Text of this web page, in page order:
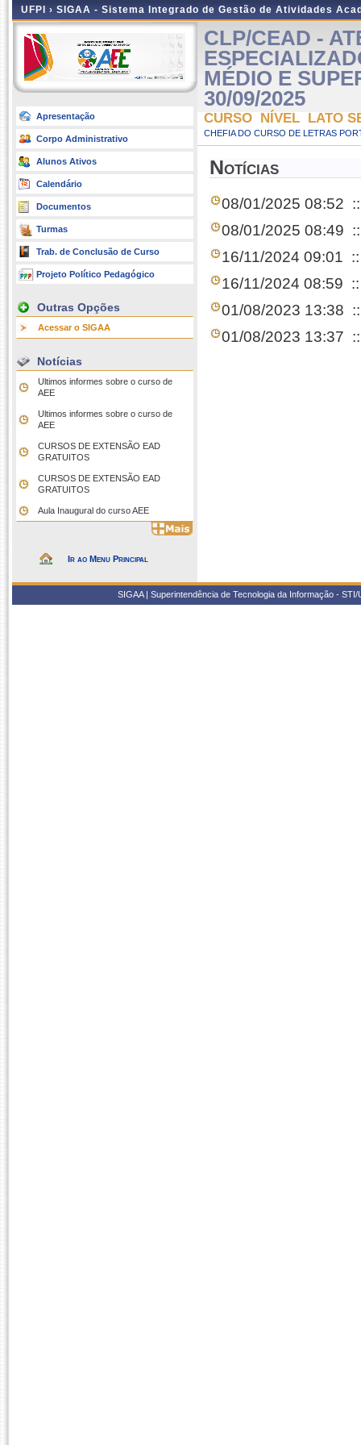
UFPI › SIGAA - Sistema Integrado de Gestão de Atividades
Apresentação
Corpo Administrativo
Alunos Ativos
Calendário
Documentos
Turmas
Trab. de Conclusão de Curso
Projeto Político Pedagógico
Outras Opções
Acessar o SIGAA
Notícias
Ultimos informes sobre o curso de
AEE
Ultimos informes sobre o curso de
AEE
CURSOS DE EXTENSÃO EAD
GRATUITOS
CURSOS DE EXTENSÃO EAD
GRATUITOS
Aula Inaugural do curso AEE
Ir ao Menu Principal
CLP/CEAD -
MÉDIO E
30/09/2025
CURSO NÍVEL LATO
CHEFIA DO CURSO DE LETRAS
Notícias
08/01/2025 08:52
08/01/2025 08:49
16/11/2024 09:01
16/11/2024 08:59
01/08/2023 13:38
01/08/2023 13:37
SIGAA | Superintendência de Tecnologia da Informação -